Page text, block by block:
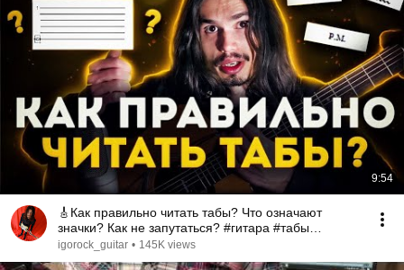
9:54
🎸Как правильно читать табы? Что означают
значки? Как не запутаться? #гитара #табы
#электрогитара
igorock_guitar • 145K views